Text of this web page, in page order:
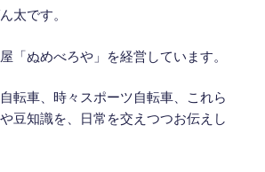
太です。
「ぬめべろや」を経営しています。
転車、時々スポーツ自転車、これら
豆知識を、日常を交えつつお伝えし